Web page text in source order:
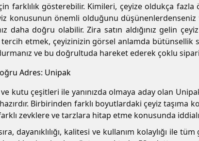
farklılık gösterebilir. Kimileri, çeyize oldukça
konusunun önemli olduğunu düşünenlerdenseniz
daha doğru olabilir. Zira satın aldığınız gelin
etmek, çeyizinizin görsel anlamda bütünsellik
ve bu doğrultuda hareket ederek çoklu
Adres: Unipak
ve kutu çeşitleri ile yanınızda olmaya aday olan
Birbirinden farklı boyutlardaki çeyiz
zevklere ve tarzlara hitap etme konusunda
dayanıklılığı, kalitesi ve kullanım kolaylığı ile